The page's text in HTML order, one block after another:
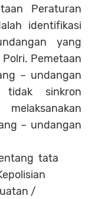
Peraturan
identifikasi
yang
Pemetaan
– undangan
sinkron
– undangan
tata
/